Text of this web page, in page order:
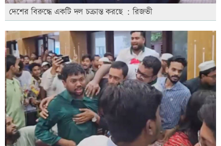
দেশের বিরুদ্ধে একটি দল চক্রান্ত করছে : রিজভী